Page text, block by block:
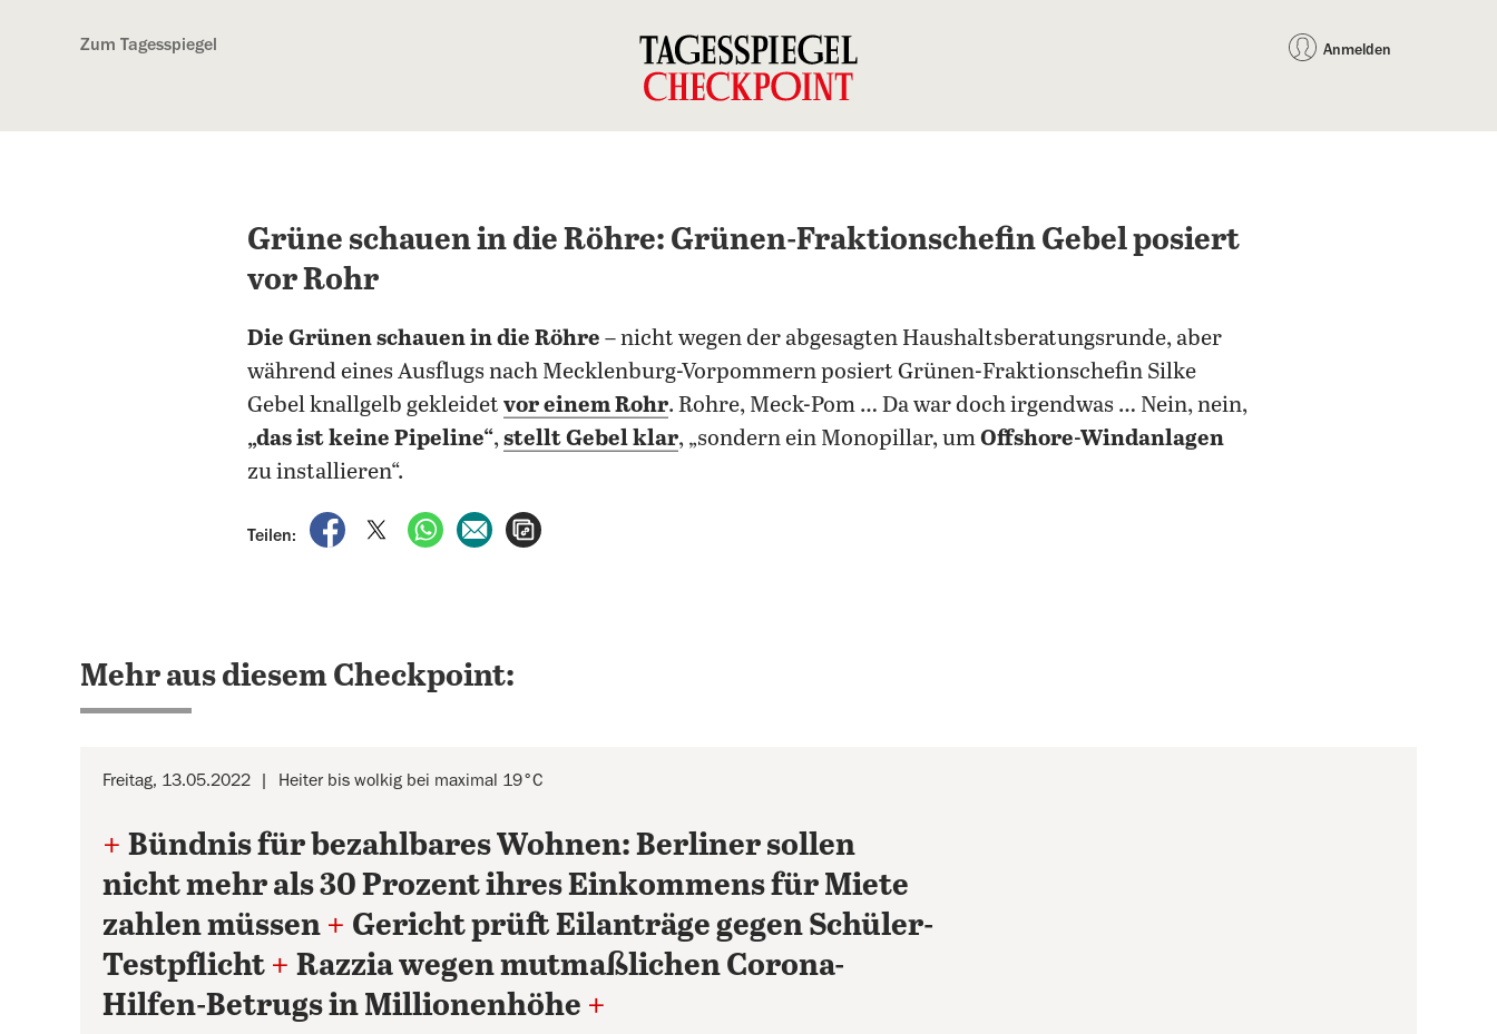
Zum Tagesspiegel Anmelden
Grüne schauen in die Röhre: Grünen-Fraktionschefin Gebel posiert
vor Rohr
Die Grünen schauen in die Röhre – nicht wegen der abgesagten Haushaltsberatungsrunde, aber
während eines Ausflugs nach Mecklenburg-Vorpommern posiert Grünen-Fraktionschefin Silke
Gebel knallgelb gekleidet vor einem Rohr. Rohre, Meck-Pom … Da war doch irgendwas … Nein, nein,
„das ist keine Pipeline“,stellt Gebel klar, „sondern ein Monopillar, umOffshore-Windanlagen
zu installieren“.
Teilen:
auf Facebook teilen
auf X teilenper WhatsApp teilen
per E-Mail teilen
Mehr aus diesem Checkpoint:
Freitag, 13.05.2022 Heiter bis wolkig bei maximal 19°C
+ Bündnis für bezahlbares Wohnen: Berliner sollen
nicht mehr als 30 Prozent ihres Einkommens für Miete
zahlen müssen + Gericht prüft Eilanträge gegen Schüler-
Testpflicht + Razzia wegen mutmaßlichen Corona-
Hilfen-Betrugs in Millionenhöhe +